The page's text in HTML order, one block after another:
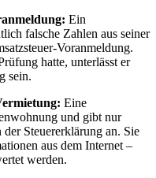
Ein
falsche Zahlen aus seiner
Voranmeldung.
hatte, unterlässt er
sein.
Eine
und gibt nur
Steuererklärung an. Sie
aus dem Internet –
werden.